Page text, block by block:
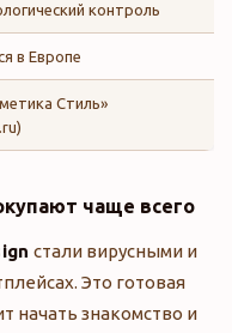
контроль
в Европе
Стиль»
чаще всего
стали вирусными и
Это готовая
начать знакомство и